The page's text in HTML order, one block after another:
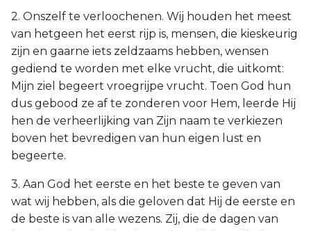
2. Onszelf te verloochenen. Wij houden het meest
van hetgeen het eerst rijp is, mensen, die kieskeurig
zijn en gaarne iets zeldzaams hebben, wensen
gediend te worden met elke vrucht, die uitkomt:
Mijn ziel begeert vroegrijpe vrucht. Toen God hun
dus gebood ze af te zonderen voor Hem, leerde Hij
hen de verheerlijking van Zijn naam te verkiezen
boven het bevredigen van hun eigen lust en
begeerte.
3. Aan God het eerste en het beste te geven van
wat wij hebben, als die geloven dat Hij de eerste en
de beste is van alle wezens. Zij, die de dagen van